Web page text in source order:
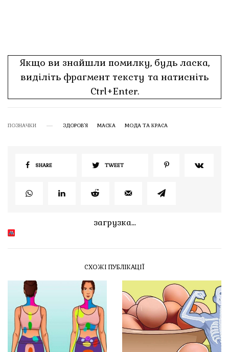
Якщо ви знайшли помилку, будь ласка,
виділіть фрагмент тексту та натисніть
Ctrl+Enter.
ПОЗНАЧКИ ЗДОРОВ’Я МАСКА МОДА ТА КРАСА
SHARE TWEET
загрузка...
СХОЖІ ПУБЛІКАЦІЇ